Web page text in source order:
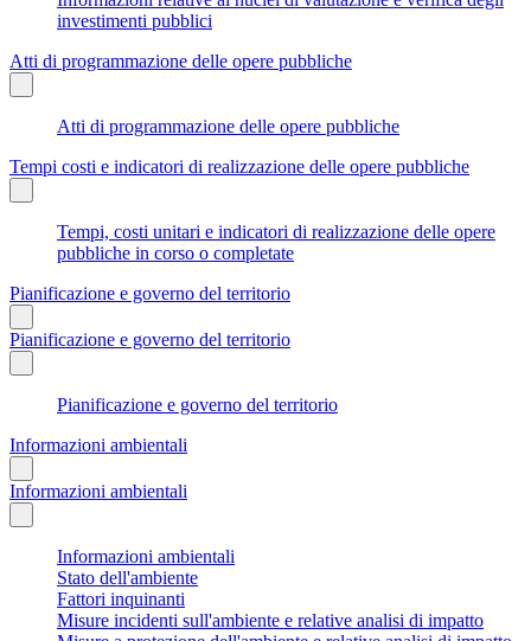
investimenti pubblici
Atti di programmazione delle opere pubbliche
Atti di programmazione delle opere pubbliche
Tempi costi e indicatori di realizzazione delle opere pubbliche
Tempi, costi unitari e indicatori di realizzazione delle opere
pubbliche in corso o completate
Pianificazione e governo del territorio
Pianificazione e governo del territorio
Pianificazione e governo del territorio
Informazioni ambientali
Informazioni ambientali
Informazioni ambientali
Stato dell'ambiente
Fattori inquinanti
Misure incidenti sull'ambiente e relative analisi di impatto